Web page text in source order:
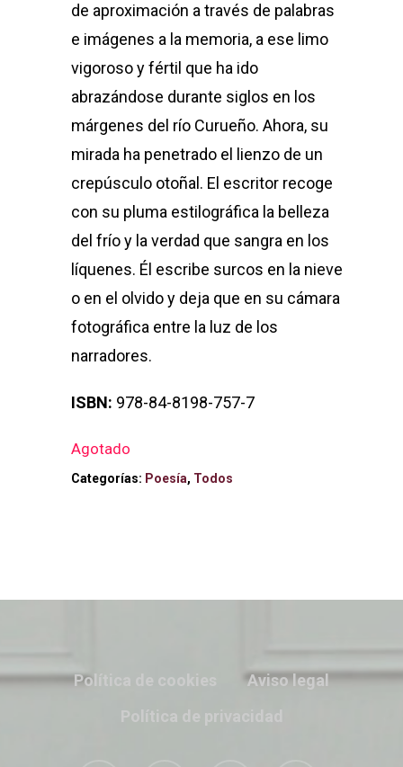
de aproximación a través de palabras
e imágenes a la memoria, a ese limo
vigoroso y fértil que ha ido
abrazándose durante siglos en los
márgenes del río Curueño. Ahora, su
mirada ha penetrado el lienzo de un
crepúsculo otoñal. El escritor recoge
con su pluma estilográfica la belleza
del frío y la verdad que sangra en los
líquenes. Él escribe surcos en la nieve
o en el olvido y deja que en su cámara
fotográfica entre la luz de los
narradores.
ISBN: 978-84-8198-757-7
Agotado
Categorías: Poesía, Todos
Política de cookies
Aviso legal